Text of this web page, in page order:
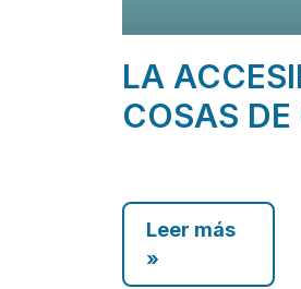
LA
COSAS
Leer más
»